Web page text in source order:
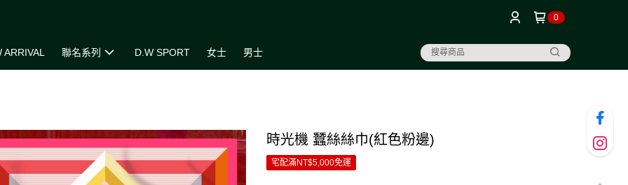
0
ARRIVAL 聯名系列 D.W SPORT 女士 男士
時光機 蠶絲絲巾(紅色粉邊)
宅配滿NT$5,000免運